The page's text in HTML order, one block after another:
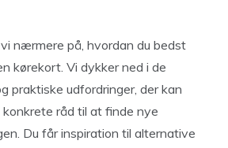
nærmere på, hvordan du bedst
kørekort. Vi dykker ned i de
praktiske udfordringer, der kan
råd til at finde nye
Du får inspiration til alternative